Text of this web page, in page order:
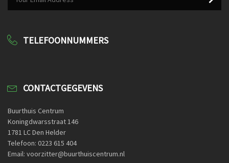
TELEFOONNUMMERS
CONTACTGEGEVENS
Buurthuis Centrum
Koningdwarsstraat 146
1781 LC Den Helder
Telefoon: 0223 615 404
Email: voorzitter@buurthuiscentrum.nl